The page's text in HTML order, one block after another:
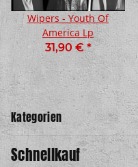
Wipers - Youth Of
America Lp
31,90 €*
Kategorien
Schnellkauf